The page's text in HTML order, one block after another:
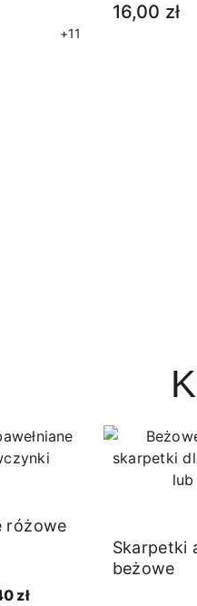
+11
16,00 zł
różowe
zł
Skarpetki
beżowe